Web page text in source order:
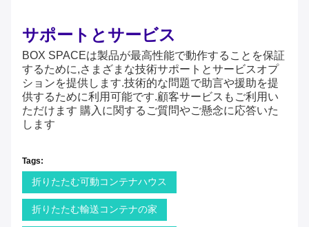
サポートとサービス
ションを提供します.技術的な問題で助言や援助を提
供するために利用可能です.顧客サービスもご利用い
ただけます 購入に関するご質問やご懸念に応答いた
します